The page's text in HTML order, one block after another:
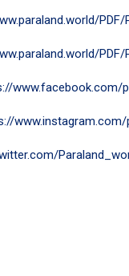
www.facebook.com/